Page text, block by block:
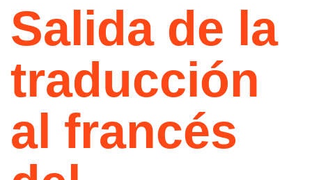
Salida de la
traducción
al francés